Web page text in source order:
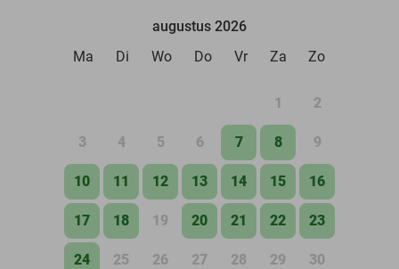
augustus 2026
Ma
Di Wo Do Vr Za Zo
1 2
3 4 5 6 7 8 9
10 11 12 13 14 15 16
17 18 19 20 21 22 23
24 25 26 27 28 29 30